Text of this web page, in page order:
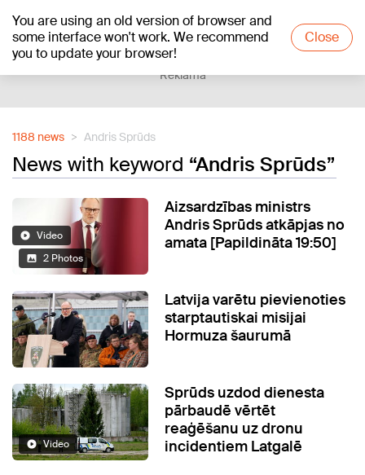
You are using an old version of browser and
some interface won't work. We recommend
you to update your browser!
Close
+20°C
Reklāma
1188 news Andris Sprūds
News with keyword “Andris Sprūds”
Video
2 Photos
Aizsardzības ministrs
Andris Sprūds atkāpjas no
amata [Papildināta 19:50]
Latvija varētu pievienoties
starptautiskai misijai
Hormuza šaurumā
Video
Sprūds uzdod dienesta
pārbaudē vērtēt
reaģēšanu uz dronu
incidentiem Latgalē